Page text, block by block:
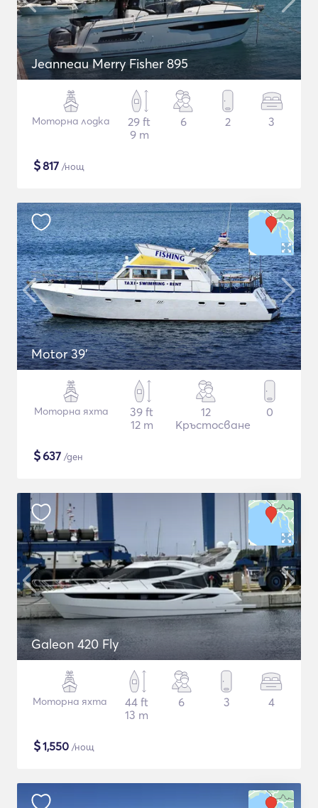
Jeanneau Merry Fisher 895
Моторна лодка
29 ft
9 m
6 2 3
$817 /нощ
Motor 39'
Моторна яхта
39 ft
12 m
12
Кръстосване
0
$637 /ден
Galeon 420 Fly
Моторна яхта
44 ft
13 m
6 3 4
$1,550 /нощ